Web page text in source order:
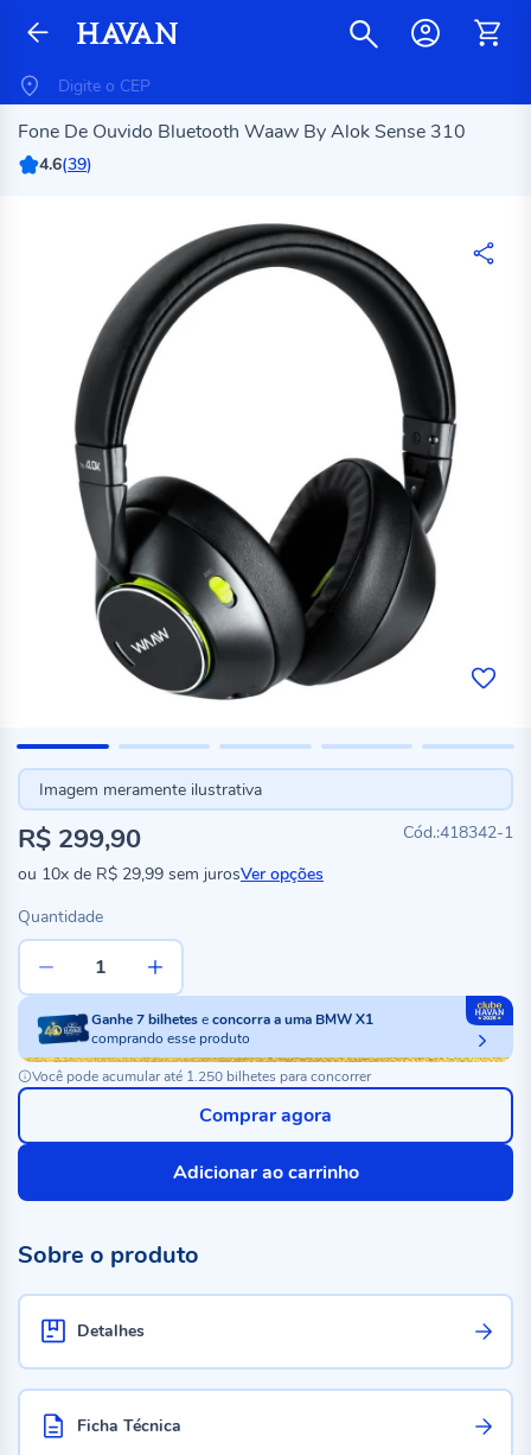
Fone De Ouvido Bluetooth Waaw By Alok Sense 310
4.6(39)
Imagem meramente ilustrativa
418342-1
R$ 299,90
ou 10x de R$ 29,99 sem jurosVer opções
Quantidade
Ganhe7bilheteseconcorra a uma BMW X1
comprando esse produto
Você pode acumular até 1.250 bilhetes para concorrer
Adicionar ao carrinho
Comprar agora
Sobre o produto
Detalhes
Ficha Técnica